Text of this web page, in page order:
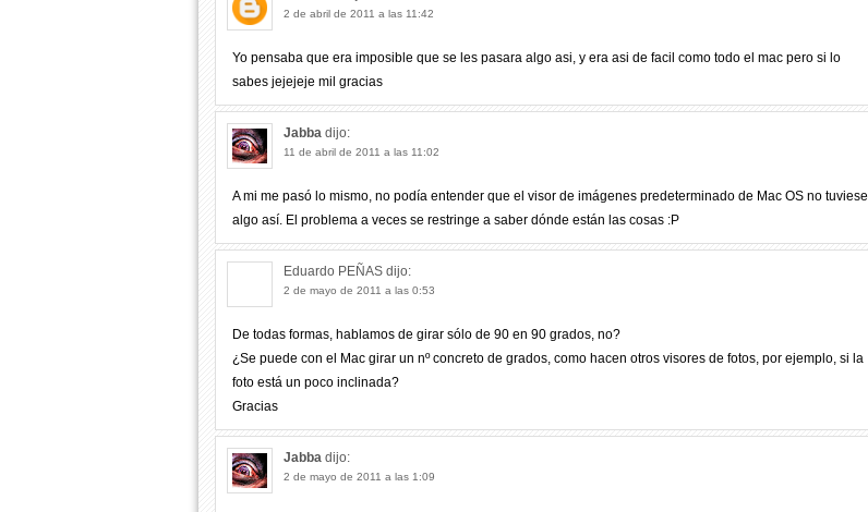
2 de abril de 2011 a las 11:42
Yo pensaba que era imposible que se les pasara algo asi, y era asi de facil como todo el mac pero si lo
sabes jejejeje mil gracias
Jabba dijo:
11 de abril de 2011 a las 11:02
A mi me pasó lo mismo, no podía entender que el visor de imágenes predeterminado de Mac OS no tuviese
algo así. El problema a veces se restringe a saber dónde están las cosas :P
Eduardo PEÑAS dijo:
2 de mayo de 2011 a las 0:53
De todas formas, hablamos de girar sólo de 90 en 90 grados, no?
¿Se puede con el Mac girar un nº concreto de grados, como hacen otros visores de fotos, por ejemplo, si la
foto está un poco inclinada?
Gracias
Jabba dijo:
2 de mayo de 2011 a las 1:09